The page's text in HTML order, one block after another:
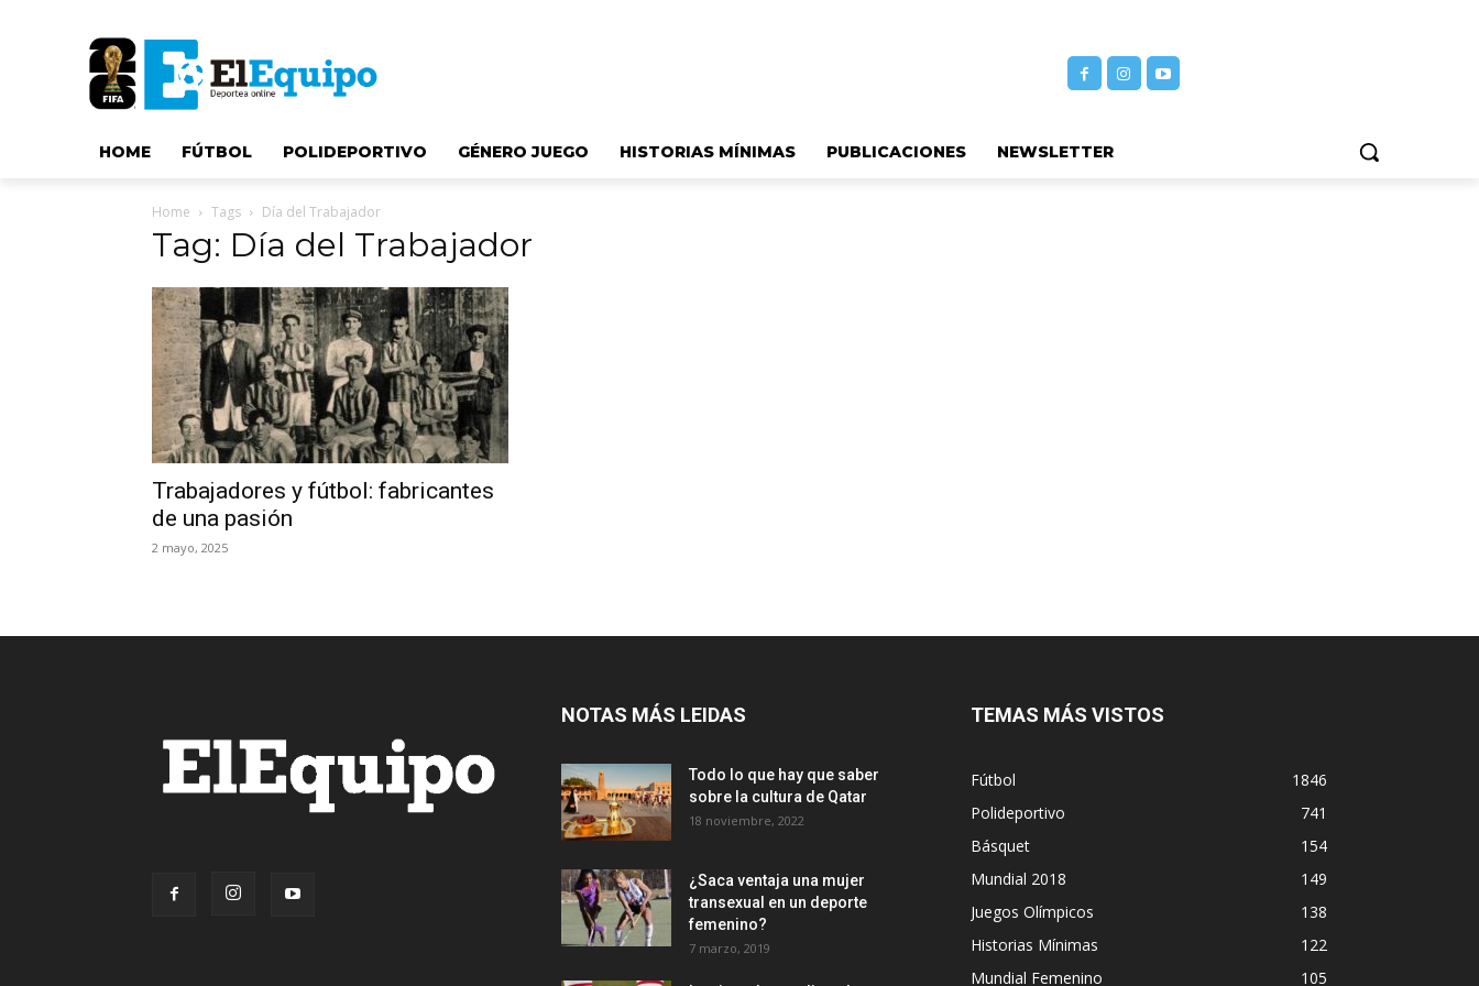
HOME FÚTBOL POLIDEPORTIVO GÉNERO JUEGO HISTORIAS MÍNIMAS PUBLICACIONES NEWSLETTER
Home Tags Día del Trabajador
Tag: Día del Trabajador
Trabajadores y fútbol: fabricantes
de una pasión
2 mayo, 2025
NOTAS MÁS LEIDAS
Todo lo que hay que saber
sobre la cultura de Qatar
18 noviembre, 2022
¿Saca ventaja una mujer
transexual en un deporte
femenino?
7 marzo, 2019
TEMAS MÁS VISTOS
Fútbol
1846
Polideportivo
741
Básquet
154
Mundial 2018
149
Juegos Olímpicos
138
Historias Mínimas
122
Mundial Femenino
105